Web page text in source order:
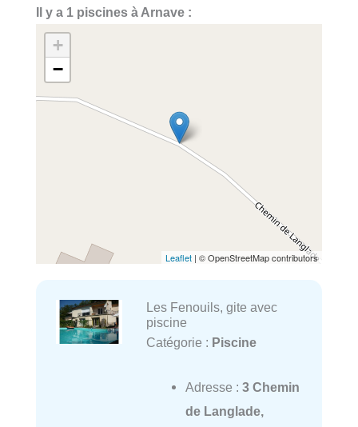
Il y a 1 piscines à Arnave :
+
−
Leaflet | © OpenStreetMap contributors
Les Fenouils, gite avec
piscine
Catégorie : Piscine
Adresse : 3 Chemin
de Langlade,